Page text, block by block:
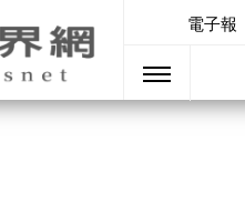
電子報